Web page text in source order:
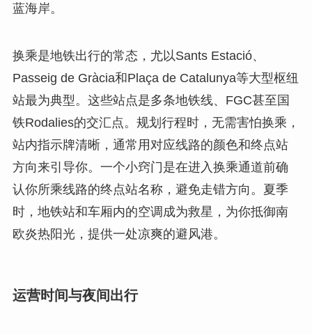
蓝海岸。
换乘是地铁出行的常态，尤以Sants Estació、
Passeig de Gràcia和Plaça de Catalunya等大型枢纽
站最为典型。这些站点是多条地铁线、FGC甚至国
铁Rodalies的交汇点。规划行程时，无需害怕换乘，
站内指示牌清晰，通常用对应线路的颜色和终点站
方向来引导你。一个小窍门是在进入换乘通道前确
认你所乘线路的终点站名称，避免走错方向。夏季
时，地铁站和车厢内的空调成为救星，为你抵御南
欧炎热阳光，提供一处凉爽的避风港。
运营时间与夜间出行